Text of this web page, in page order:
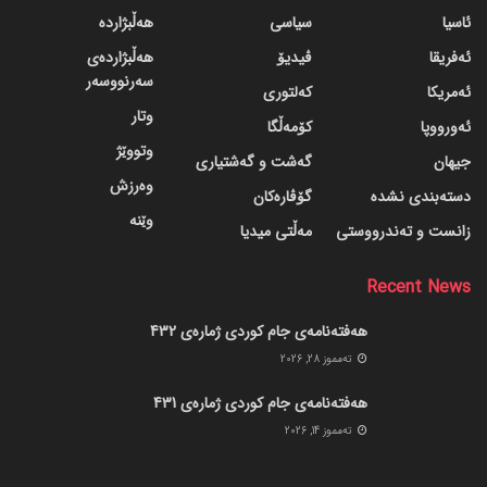
ئاسیا
ئەفریقا
ئەمریکا
ئەورووپا
جیهان
دسته‌بندی نشده
زانست و تەندرووستی
سیاسی
ڤیدیۆ
کەلتوری
کۆمەڵگا
گه‌شت و گه‌شتیاری
گۆڤاره‌کان
مەڵتی میدیا
هەڵبژاردە
هەڵبژاردەی
سەرنووسەر
وتار
وتووێژ
وەرزش
وێنە
Recent News
هەفتەنامەی جام کوردی ژمارەی 432
ته‌مموز 28, 2026
هەفتەنامەی جام کوردی ژمارەی 431
ته‌مموز 14, 2026